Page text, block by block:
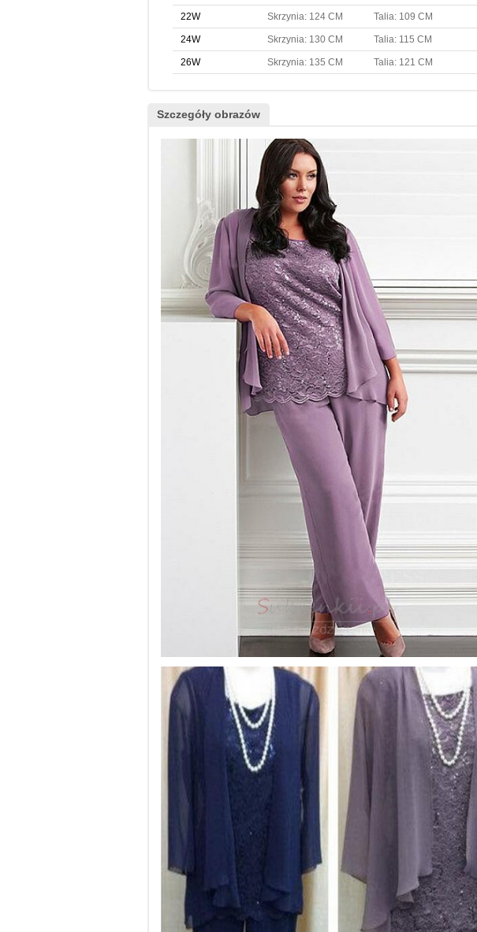
22W Skrzynia: 124 CM Talia: 109 CM
24W Skrzynia: 130 CM Talia: 115 CM
26W Skrzynia: 135 CM Talia: 121 CM
Szczegóły obrazów